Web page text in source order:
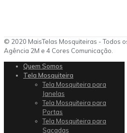
© 2020 MaisTelas Mosquiteiras - Todos
Agência 2M e 4 Cores Comunicação.
Quem Somos
Tela Mosquiteira
Tela Mosquiteira para
Janelas
Tela Mosquiteira para
Portas
Tela Mosquiteira para
Sacadas